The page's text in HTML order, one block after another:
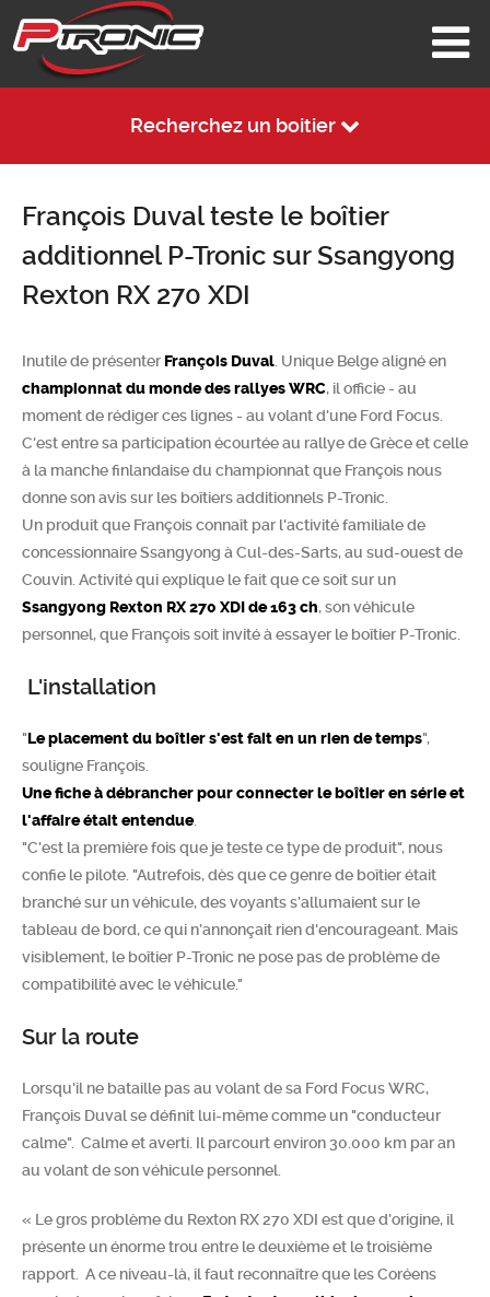
Recherchez un boitier
Chercher
François Duval teste le boîtier
additionnel P-Tronic sur Ssangyong
Rexton RX 270 XDI
Inutile de présenter François Duval . Unique Belge aligné en
championnat du monde des rallyes WRC, il officie - au
moment de rédiger ces lignes - au volant d'une Ford Focus.
C'est entre sa participation écourtée au rallye de Grèce et celle
à la manche finlandaise du championnat que François nous
donne son avis sur les boîtiers additionnels P-Tronic.
Un produit que François connaît par l'activité familiale de
concessionnaire Ssangyong à Cul-des-Sarts, au sud-ouest de
Couvin. Activité qui explique le fait que ce soit sur un
Ssangyong Rexton RX 270 XDI de 163 ch, son véhicule
personnel, que François soit invité à essayer le boîtier P-Tronic.
L'installation
"Le placement du boîtier s'est fait en un rien de temps",
souligne François.
Une fiche à débrancher pour connecter le boîtier en série et
l'affaire était entendue.
"C'est la première fois que je teste ce type de produit", nous
confie le pilote. "Autrefois, dès que ce genre de boîtier était
branché sur un véhicule, des voyants s’allumaient sur le
tableau de bord, ce qui n’annonçait rien d'encourageant. Mais
visiblement, le boîtier P-Tronic ne pose pas de problème de
compatibilité avec le véhicule."
Sur la route
Lorsqu'il ne bataille pas au volant de sa Ford Focus WRC,
François Duval se définit lui-même comme un "conducteur
calme". Calme et averti. Il parcourt environ 30.000 km par an
au volant de son véhicule personnel.
« Le gros problème du Rexton RX 270 XDI est que d’origine, il
présente un énorme trou entre le deuxième et le troisième
rapport. A ce niveau-là, il faut reconnaître que les Coréens